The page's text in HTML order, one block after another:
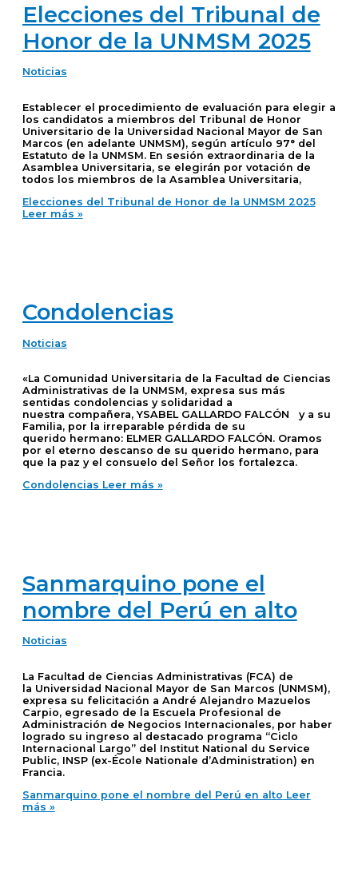
Elecciones del Tribunal de
Honor de la UNMSM 2025
Noticias
Establecer el procedimiento de evaluación para elegir a
los candidatos a miembros del Tribunal de Honor
Universitario de la Universidad Nacional Mayor de San
Marcos (en adelante UNMSM), según artículo 97° del
Estatuto de la UNMSM. En sesión extraordinaria de la
Asamblea Universitaria, se elegirán por votación de
todos los miembros de la Asamblea Universitaria,
Elecciones del Tribunal de Honor de la UNMSM 2025
Leer más »
Condolencias
Noticias
«La Comunidad Universitaria de la Facultad de Ciencias
Administrativas de la UNMSM, expresa sus más
sentidas condolencias y solidaridad a
nuestra compañera, YSABEL GALLARDO FALCÓN y a su
Familia, por la irreparable pérdida de su
querido hermano: ELMER GALLARDO FALCÓN. Oramos
por el eterno descanso de su querido hermano, para
que la paz y el consuelo del Señor los fortalezca.
Condolencias Leer más »
Sanmarquino pone el
nombre del Perú en alto
Noticias
La Facultad de Ciencias Administrativas (FCA) de
la Universidad Nacional Mayor de San Marcos (UNMSM),
expresa su felicitación a André Alejandro Mazuelos
Carpio, egresado de la Escuela Profesional de
Administración de Negocios Internacionales, por haber
logrado su ingreso al destacado programa “Ciclo
Internacional Largo” del Institut National du Service
Public, INSP (ex-École Nationale d’Administration) en
Francia.
Sanmarquino pone el nombre del Perú en alto Leer
más »